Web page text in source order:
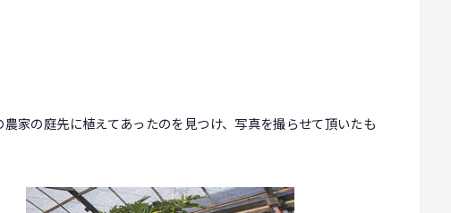
家の庭先に植えてあったのを見つけ、写真を撮らせて頂いたも